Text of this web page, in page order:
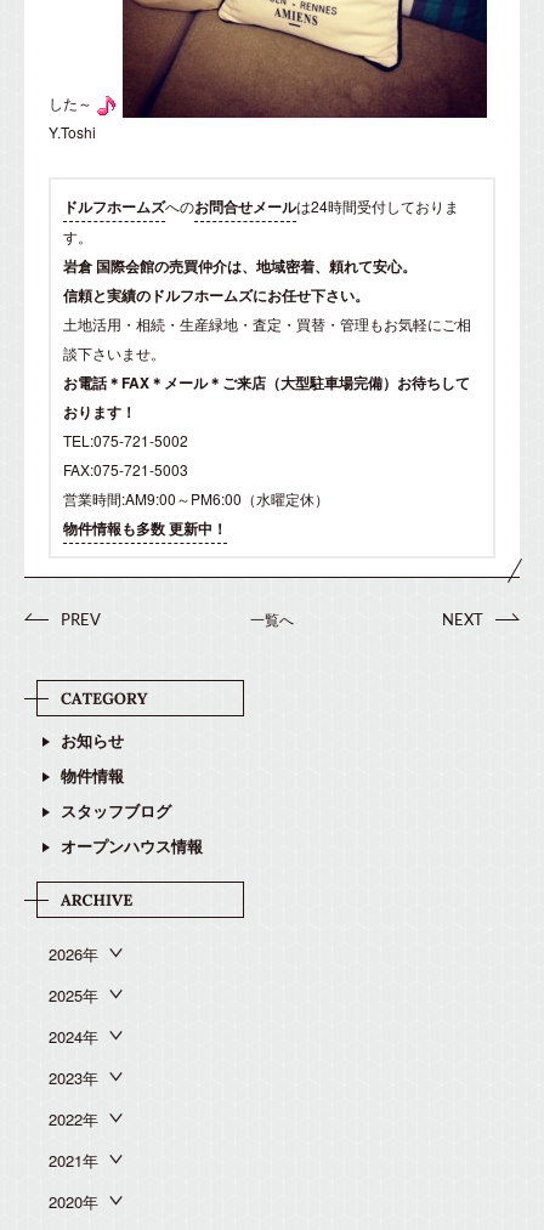
した～
Y.Toshi
ドルフホームズへのお問合せメールは24時間受付しておりま
す。
岩倉 国際会館の売買仲介は、地域密着、頼れて安心。
信頼と実績のドルフホームズにお任せ下さい。
土地活用・相続・生産緑地・査定・買替・管理もお気軽にご相
談下さいませ。
お電話＊FAX＊メール＊ご来店（大型駐車場完備）お待ちして
おります！
TEL:075-721-5002
FAX:075-721-5003
営業時間:AM9:00～PM6:00（水曜定休）
物件情報も多数 更新中！
PREV 一覧へ NEXT
お知らせ
物件情報
スタッフブログ
オープンハウス情報
2026年
2025年
2024年
2023年
2022年
2021年
2020年